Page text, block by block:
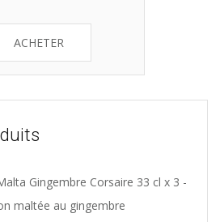
ACHETER
Gingembre Corsaire 33 cl x 3 -
maltée au gingembre